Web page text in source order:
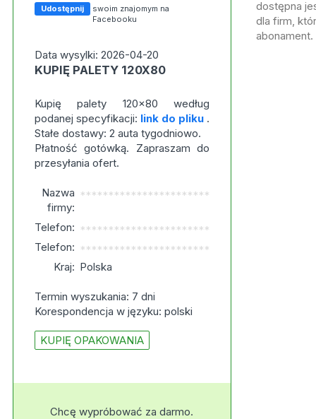
Udostępnij
swoim znajomym na
Facebooku
Data wysylki: 2026-04-20
KUPIĘ PALETY 120X80
Kupię palety 120x80 według
podanej specyfikacji: link do pliku.
Stałe dostawy: 2 auta tygodniowo.
Płatność gotówką. Zapraszam do
przesyłania ofert.
Nazwa
firmy:
***********************
Telefon: ***********************
Telefon: ***********************
Kraj: Polska
Termin wyszukania: 7 dni
Korespondencja w języku: polski
KUPIĘ OPAKOWANIA
Chcę wypróbować za darmo.
dostępna
dla firm,
abonament.